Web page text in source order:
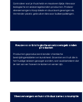
Controleer wat je thuis hebt en maak een lijstje. Kies voor
biologische en seizoensgebonden producten. Probeer
vleesvervangers. Koop lokale en duurzaam gevangen vis.
Verminder plastic gebruik en kies voor bulkverpakkingen.
Keuze voor biologische en seizoensgebonden
producten
Producten geproduceerd zonder chemische
bestrijdingsmiddelen en kunstmest. Groenten en fruit die in
het huidige seizoen geoogst worden, wat vaak betekent dat
ze niet van ver hoeven te komen en verser zijn.
Vleesvervangers en hun rol in duurzame consumptie